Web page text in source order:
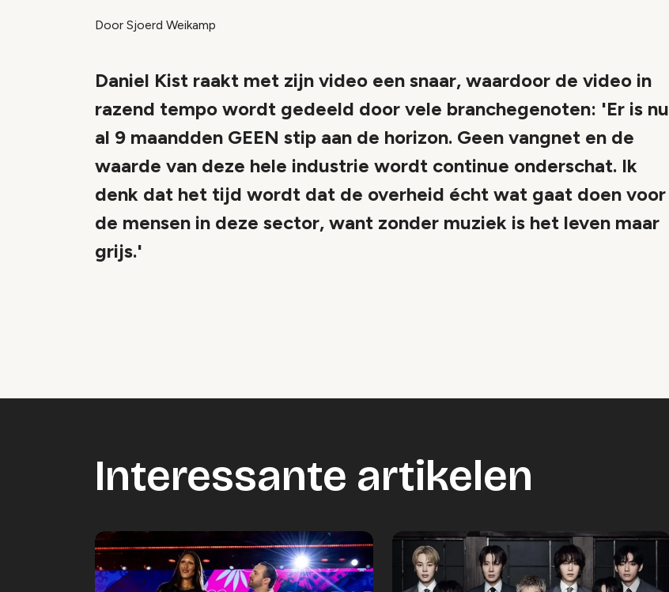
Door Sjoerd Weikamp
Daniel Kist raakt met zijn video een snaar, waardoor de video in
razend tempo wordt gedeeld door vele branchegenoten: 'Er is nu
al 9 maandden GEEN stip aan de horizon. Geen vangnet en de
waarde van deze hele industrie wordt continue onderschat. Ik
denk dat het tijd wordt dat de overheid écht wat gaat doen voor
de mensen in deze sector, want zonder muziek is het leven maar
grijs.'
Wijzig cookie instellingen
Interessante artikelen